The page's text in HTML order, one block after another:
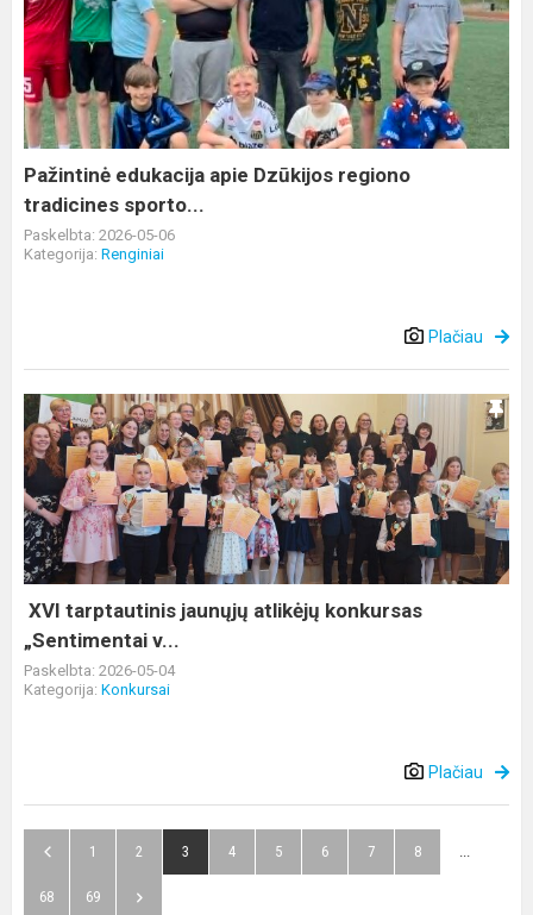
apie
Dzūkijos
regiono
tradicines
sporto...
Pažintinė edukacija apie Dzūkijos regiono
tradicines sporto...
Paskelbta: 2026-05-06
Kategorija: Renginiai
Plačiau
XVI
tarptautinis
jaunųjų
atlikėjų
konkursas
„Sentimentai
v...
XVI tarptautinis jaunųjų atlikėjų konkursas
„Sentimentai v...
Paskelbta: 2026-05-04
Kategorija: Konkursai
Plačiau
1 2 3 4 5 6 7 8 ...
68 69